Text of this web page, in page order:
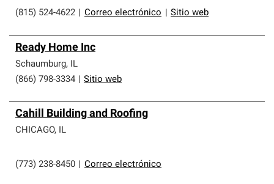
(815) 524-4622 Correo electrónico Sitio web
Ready Home Inc
Schaumburg, IL
(866) 798-3334
Sitio web
Cahill Building and Roofing
CHICAGO, IL
(773) 238-8450 Correo electrónico